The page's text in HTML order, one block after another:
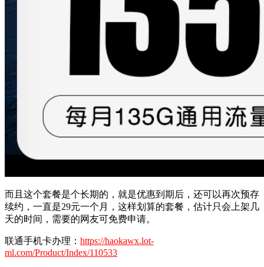
而且这个套餐是个长期的，就是优惠到期后，还可以再次预存
续约，一直是29元一个月，这样划算的套餐，估计只会上架几
天的时间，需要的网友可免费申请。
联通手机卡办理： https://haokawx.lot-
ml.com/Product/Index/110533